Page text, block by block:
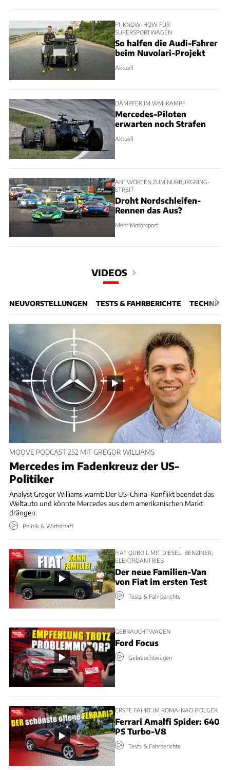
F1-KNOW-HOW FÜR
SUPERSPORTWAGEN
So halfen die Audi-Fahrer
beim Nuvolari-Projekt
Aktuell
DÄMPFER IM WM-KAMPF
Mercedes-Piloten
erwarten noch Strafen
Aktuell
ANTWORTEN ZUM NÜRBURGRING-
STREIT
Droht Nordschleifen-
Rennen das Aus?
Mehr Motorsport
VIDEOS
NEUVORSTELLUNGEN TESTS & FAHRBERICHTE TECHNIK
MOOVE PODCAST 252 MIT GREGOR WILLIAMS
Mercedes im Fadenkreuz der US-
Politiker
Analyst Gregor Williams warnt: Der US-China-Konflikt beendet das
Weltauto und könnte Mercedes aus dem amerikanischen Markt
drängen.
Politik & Wirtschaft
FIAT QUBO L MIT DIESEL, BENZINER,
ELEKTROANTRIEB
Der neue Familien-Van
von Fiat im ersten Test
Tests & Fahrberichte
GEBRAUCHTWAGEN
Ford Focus
Gebrauchtwagen
ERSTE FAHRT IM ROMA-NACHFOLGER
Ferrari Amalfi Spider: 640
PS Turbo-V8
Tests & Fahrberichte